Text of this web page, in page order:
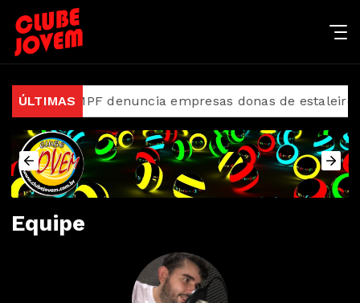
ÚLTIMAS
cai MPF denuncia empresas donas de estaleiro
Equipe